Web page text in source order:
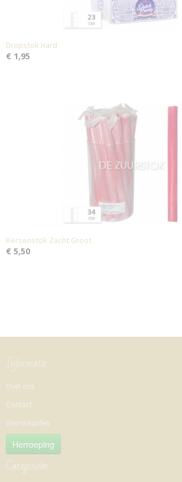
Dropstok Hard
€ 1,95
Kersenstok Zacht Groot
€ 5,50
Informatie
Over ons
Contact
Voorwaarden
Herroeping
Categorieën